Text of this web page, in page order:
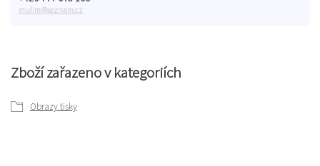
Zboží zařazeno v kategoriích
Obrazy tisky
mulim@seznam.cz